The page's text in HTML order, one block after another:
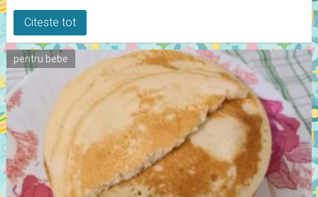
Citeste tot
pentru bebe